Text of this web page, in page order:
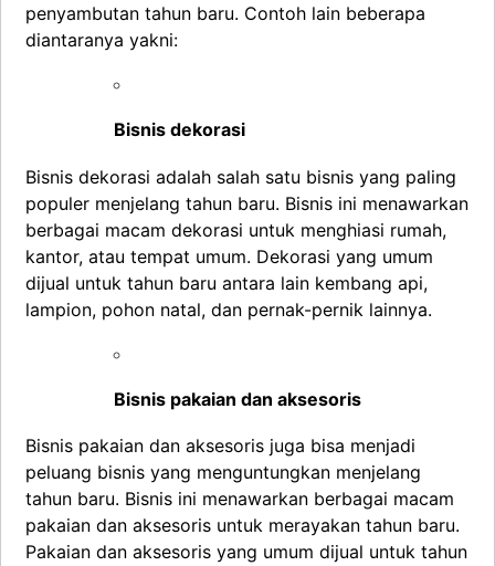
penyambutan tahun baru. Contoh lain beberapa
diantaranya yakni:
Bisnis dekorasi
Bisnis dekorasi adalah salah satu bisnis yang paling
populer menjelang tahun baru. Bisnis ini menawarkan
berbagai macam dekorasi untuk menghiasi rumah,
kantor, atau tempat umum. Dekorasi yang umum
dijual untuk tahun baru antara lain kembang api,
lampion, pohon natal, dan pernak-pernik lainnya.
Bisnis pakaian dan aksesoris
Bisnis pakaian dan aksesoris juga bisa menjadi
peluang bisnis yang menguntungkan menjelang
tahun baru. Bisnis ini menawarkan berbagai macam
pakaian dan aksesoris untuk merayakan tahun baru.
Pakaian dan aksesoris yang umum dijual untuk tahun